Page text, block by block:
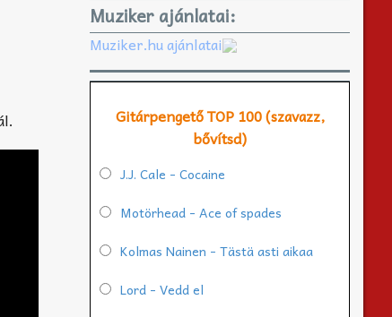
Muziker ajánlatai:
Muziker.hu ajánlatai
Gitárpengető TOP 100 (szavazz,
bővítsd)
J.J. Cale - Cocaine
Motörhead - Ace of spades
Kolmas Nainen - Tästä asti aikaa
Lord - Vedd el